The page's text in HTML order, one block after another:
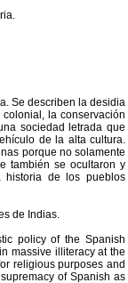
Se describen la desidia
la conservación
sociedad letrada que
de la alta cultura.
porque no solamente
también se ocultaron y
historia de los pueblos
de Indias.
policy of the Spanish
massive illiteracy at the
religious purposes and
of Spanish as